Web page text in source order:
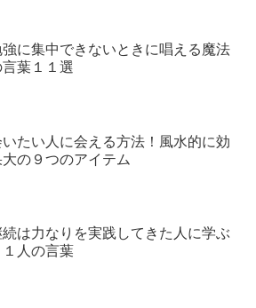
強に集中できないときに唱える魔法
言葉１１選
いたい人に会える方法！風水的に効
大の９つのアイテム
続は力なりを実践してきた人に学ぶ
１人の言葉